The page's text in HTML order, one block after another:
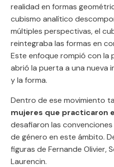
realidad en formas
cubismo analítico
múltiples perspectivas, el
reintegraba las formas en
Este enfoque rompió con la
abrió la puerta a una nueva
y la forma.
Dentro de ese movimiento
mujeres que practicaron
desafiaron las
de género en este ámbito.
figuras de Fernande Olivier,
Laurencin.